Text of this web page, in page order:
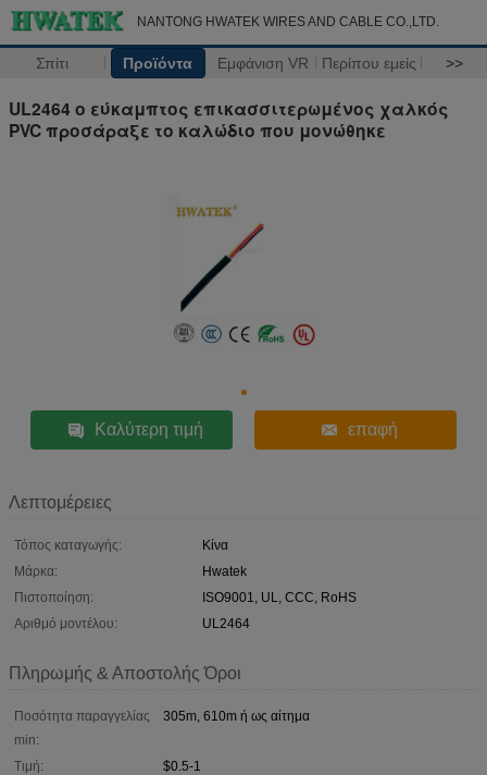
NANTONG HWATEK WIRES AND CABLE CO.,LTD.
Σπίτι Προϊόντα Εμφάνιση VR Περίπου εμείς >>
UL2464 ο εύκαμπτος επικασσιτερωμένος χαλκός
PVC προσάραξε το καλώδιο που μονώθηκε
Καλύτερη τιμή επαφή
Λεπτομέρειες
Τόπος καταγωγής:
Κίνα
Μάρκα:
Hwatek
Πιστοποίηση:
ISO9001, UL, CCC, RoHS
Αριθμό μοντέλου:
UL2464
Πληρωμής & Αποστολής Όροι
Ποσότητα παραγγελίας
min:
305m, 610m ή ως αίτημα
Τιμή:
$0.5-1